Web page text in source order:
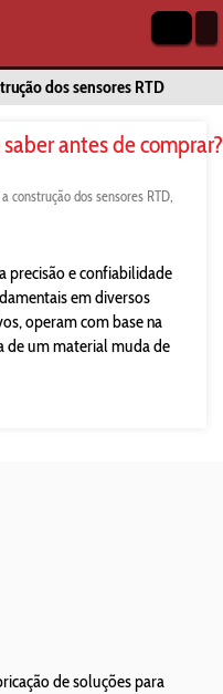
dos sensores RTD
antes de comprar?
construção dos sensores RTD
precisão e confiabilidade
em diversos
operam com base na
de um material muda de
de soluções para